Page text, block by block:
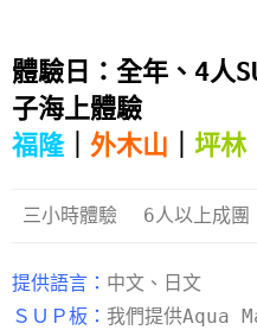
體驗日：全年、4人
子海上體驗
福隆｜ 外木山 坪林｜
三小時體驗 6人以上成團
提供語言： 中文、日文
ＳＵＰ板： 我們提供Aqua